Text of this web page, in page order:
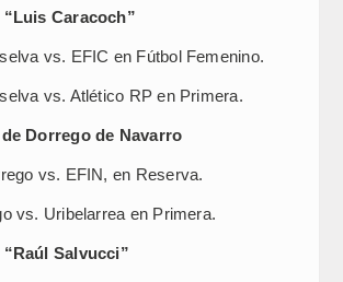
Caracoch”
vs. EFIC en Fútbol Femenino.
vs. Atlético RP en Primera.
Dorrego de Navarro
vs. EFIN, en Reserva.
vs. Uribelarrea en Primera.
Salvucci”